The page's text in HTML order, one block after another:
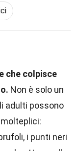
che colpisce
Non è solo un
adulti possono
i punti neri